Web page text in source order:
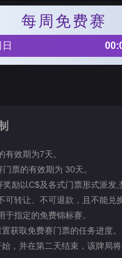
每周免费赛
有效期为7天。
票的有效期为 30天。
励以C$及各式门票形式派发,
可转让、不可退款，且不能兑
于指定的免费锦标赛。
获取免费赛门票的任务进度。
，并在第二天结束，该牌局